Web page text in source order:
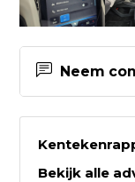
Neem
Drachten
Bekijk alle